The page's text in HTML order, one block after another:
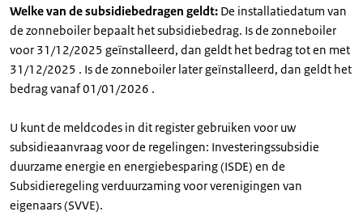
Welke van de subsidiebedragen geldt: De installatiedatum van
de zonneboiler bepaalt het subsidiebedrag. Is de zonneboiler
voor 31/12/2025 geïnstalleerd, dan geldt het bedrag tot en met
31/12/2025 . Is de zonneboiler later geïnstalleerd, dan geldt het
bedrag vanaf 01/01/2026 .
U kunt de meldcodes in dit register gebruiken voor uw
subsidieaanvraag voor de regelingen: Investeringssubsidie
duurzame energie en energiebesparing (ISDE) en de
Subsidieregeling verduurzaming voor verenigingen van
eigenaars (SVVE).